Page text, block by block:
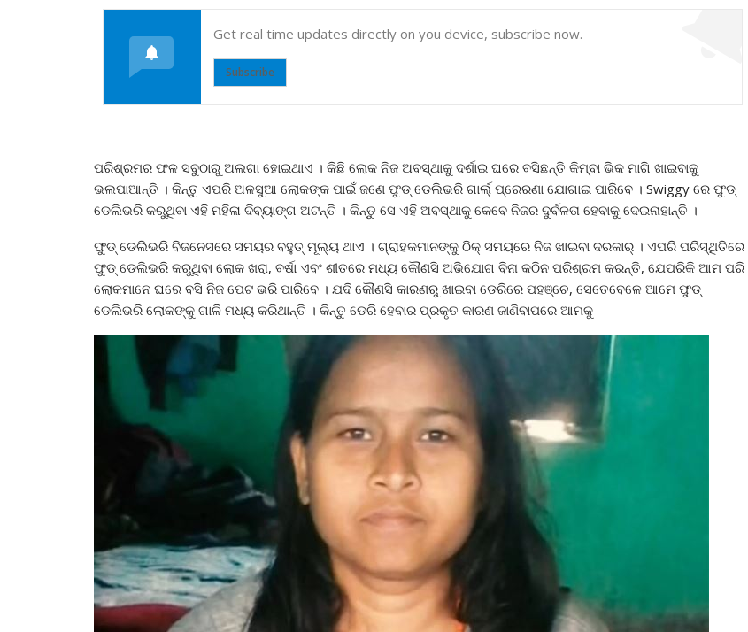
Get real time updates directly on you device, subscribe now.
Subscribe
ପରିଶ୍ରମର ଫଳ ସବୁଠାରୁ ଅଲଗା ହୋଇଥାଏ । କିଛି ଲୋକ ନିଜ ଅବସ୍ଥାକୁ ଦର୍ଶାଇ ଘରେ ବସିଛନ୍ତି କିମ୍ବା ଭିକ ମାଗି ଖାଇବାକୁ
ଭଲପାଆନ୍ତି । କିନ୍ତୁ ଏପରି ଅଳସୁଆ ଲୋକଙ୍କ ପାଇଁ ଜଣେ ଫୁଡ୍ ଡେଲିଭରି ଗାର୍ଲ୍ ପ୍ରେରଣା ଯୋଗାଇ ପାରିବେ । Swiggy ରେ ଫୁଡ୍
ଡେଲିଭରି କରୁଥିବା ଏହି ମହିଳା ଦିବ୍ୟାଙ୍ଗ ଅଟନ୍ତି । କିନ୍ତୁ ସେ ଏହି ଅବସ୍ଥାକୁ କେବେ ନିଜର ଦୁର୍ବଳତା ହେବାକୁ ଦେଇନାହାନ୍ତି ।
ଫୁଡ୍ ଡେଲିଭରି ବିଜନେସରେ ସମୟର ବହୁତ୍ ମୂଲ୍ୟ ଥାଏ । ଗ୍ରାହକମାନଙ୍କୁ ଠିକ୍ ସମୟରେ ନିଜ ଖାଇବା ଦରକାର୍ । ଏପରି ପରିସ୍ଥିତିରେ
ଫୁଡ୍ ଡେଲିଭରି କରୁଥିବା ଲୋକ ଖରା, ବର୍ଷା ଏବଂ ଶୀତରେ ମଧ୍ୟ କୌଣସି ଅଭିଯୋଗ ବିନା କଠିନ ପରିଶ୍ରମ କରନ୍ତି, ଯେପରିକି ଆମ ପରି
ଲୋକମାନେ ଘରେ ବସି ନିଜ ପେଟ ଭରି ପାରିବେ । ଯଦି କୌଣସି କାରଣରୁ ଖାଇବା ଡେରିରେ ପହଞ୍ଚେ, ସେତେବେଳେ ଆମେ ଫୁଡ୍
ଡେଲିଭରି ଲୋକଙ୍କୁ ଗାଳି ମଧ୍ୟ କରିଥାନ୍ତି । କିନ୍ତୁ ଡେରି ହେବାର ପ୍ରକୃତ କାରଣ ଜାଣିବାପରେ ଆମକୁ